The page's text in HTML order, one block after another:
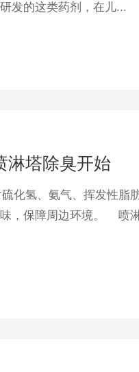
发的这类药剂，在儿...
淋塔除臭开始
化氢、氨气、挥发性脂
，保障周边环境。​ 喷